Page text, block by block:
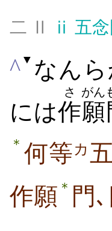
二 Ⅱ ⅱ 五念
^ ▼ なん
には作
さ
願
がん
＊ 何等カ
作願 ＊ 門